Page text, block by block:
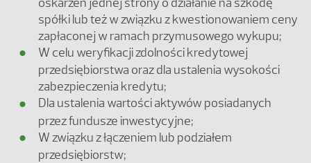
spółki lub też w związku z kwestionowaniem ceny
zapłaconej w ramach przymusowego wykupu;
W celu weryfikacji zdolności kredytowej
przedsiębiorstwa oraz dla ustalenia wysokości
zabezpieczenia kredytu;
Dla ustalenia wartości aktywów posiadanych
przez fundusze inwestycyjne;
W związku z łączeniem lub podziałem
przedsiębiorstw;